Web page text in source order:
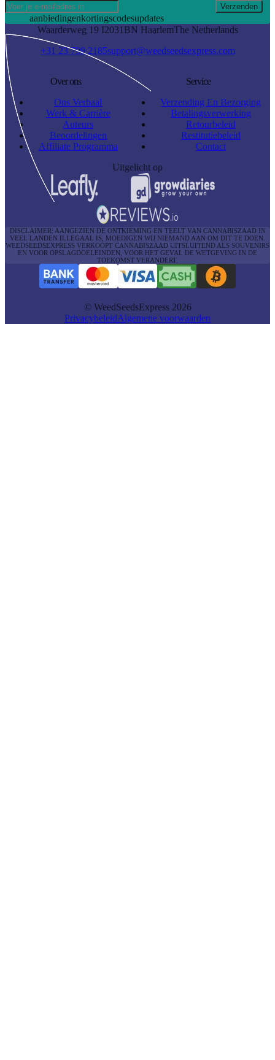
Verzenden
aanbiedingenkortingscodesupdates
Waarderweg 19 I2031BN HaarlemThe Netherlands
+31 23 799 2185support@weedseedsexpress.com
Over ons
Ons Verhaal
Werk & Carrière
Auteurs
Beoordelingen
Affiliate Programma
Service
Verzending En Bezorging
Betalingsverwerking
Retourbeleid
Restitutiebeleid
Contact
Uitgelicht op
DISCLAIMER: AANGEZIEN DE ONTKIEMING EN TEELT VAN CANNABISZAAD IN
VEEL LANDEN ILLEGAAL IS, MOEDIGEN WIJ NIEMAND AAN OM DIT TE DOEN.
WEEDSEEDSEXPRESS VERKOOPT CANNABISZAAD UITSLUITEND ALS SOUVENIRS
EN VOOR OPSLAGDOELEINDEN, VOOR HET GEVAL DE WETGEVING IN DE
TOEKOMST VERANDERT.
© WeedSeedsExpress 2026
PrivacybeleidAlgemene voorwaarden